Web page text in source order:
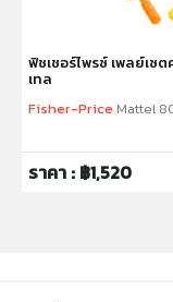
ฟิชเชอร์ไพรซ์ เพลย์เ
เทล
Fisher-Price Mattel
ราคา : ฿1,520